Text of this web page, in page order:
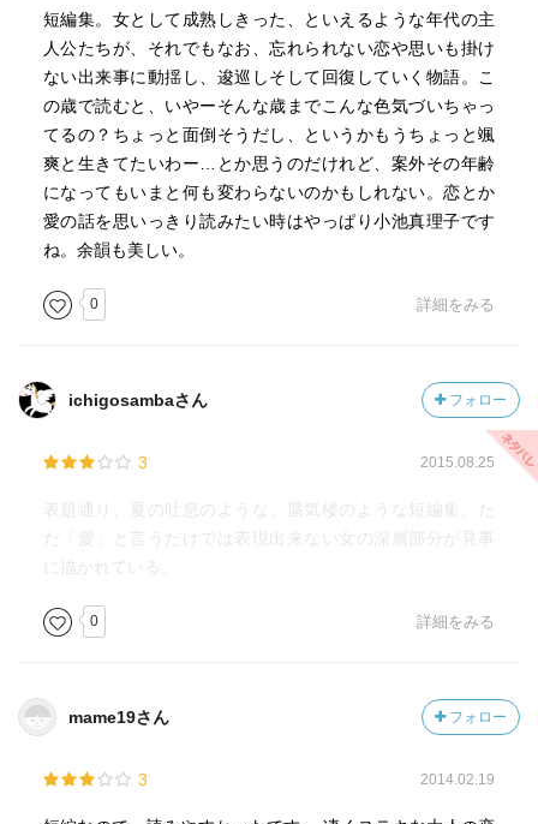
短編集。女として成熟しきった、といえるような年代の主
人公たちが、それでもなお、忘れられない恋や思いも掛け
ない出来事に動揺し、逡巡しそして回復していく物語。こ
の歳で読むと、いやーそんな歳までこんな色気づいちゃっ
てるの？ちょっと面倒そうだし、というかもうちょっと颯
爽と生きてたいわー…とか思うのだけれど、案外その年齢
になってもいまと何も変わらないのかもしれない。恋とか
愛の話を思いっきり読みたい時はやっぱり小池真理子です
ね。余韻も美しい。
0 詳細をみる
ichigosambaさん フォロー
3 2015.08.25
表題通り、夏の吐息のような、蜃気楼のような短編集。た
だ「愛」と言うだけでは表現出来ない女の深層部分が見事
に描かれている。
0 詳細をみる
mame19さん フォロー
3 2014.02.19